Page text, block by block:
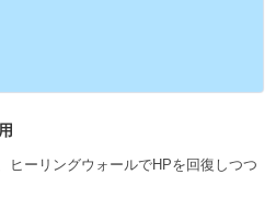
ヒーリングウォールでHPを回復しつつ